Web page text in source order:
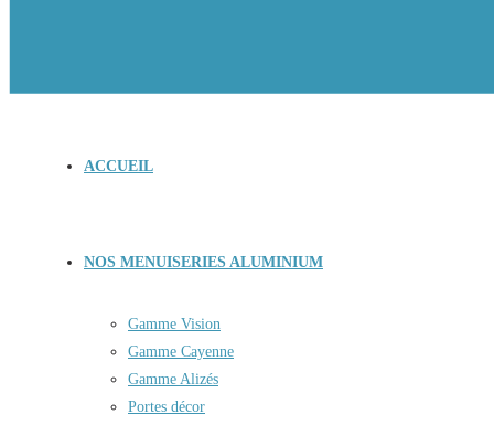
ACCUEIL
NOS MENUISERIES ALUMINIUM
Gamme Vision
Gamme Cayenne
Gamme Alizés
Portes décor